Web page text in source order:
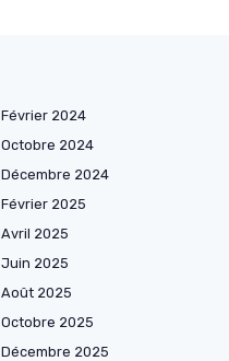
Février 2024
Octobre 2024
Décembre 2024
Février 2025
Avril 2025
Juin 2025
Août 2025
Octobre 2025
Décembre 2025